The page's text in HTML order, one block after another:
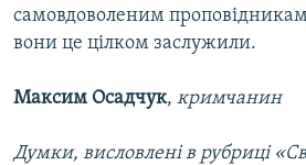
самовдоволеним проповідникам
вони це цілком заслужили.
Максим Осадчук, кримчанин
Думки, висловлені в рубриці